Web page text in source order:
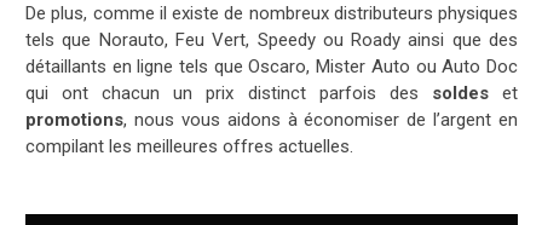
De plus, comme il existe de nombreux distributeurs physiques
tels que Norauto, Feu Vert, Speedy ou Roady ainsi que des
détaillants en ligne tels que Oscaro, Mister Auto ou Auto Doc
qui ont chacun un prix distinct parfois des soldeset
promotions, nous vous aidons à économiser de l’argent en
compilant les meilleures offres actuelles.